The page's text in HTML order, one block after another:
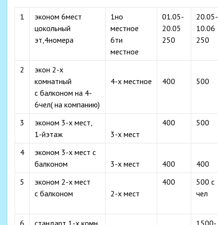
1
эконом 6мест
цокольный
эт,4номера
1но
местное
6ти
местное
01.05-
20.05
250
20.05-
10.06
250
2
экон 2-х
комнатный
с балконом на 4-
6чел( на компанию)
4-х местное 400 500
3
эконом 3-х мест,
1-йэтаж
3-х мест
400 500
4
эконом 3-х мест с
балконом
3-х мест 400
400
5
эконом 2-х мест
с балконом
2-х мест
400
500 с
чел